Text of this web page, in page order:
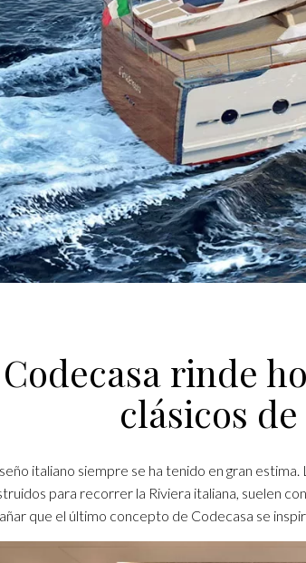
Codecasa rinde
clásicos
italiano siempre se ha tenido en gran
para recorrer la Riviera italiana, suelen
que el último concepto de Codecasa se